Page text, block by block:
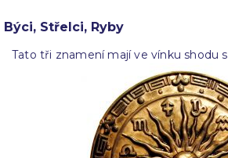
Býci, Střelci, Ryby
Tato tři znamení mají ve vínku shodu s